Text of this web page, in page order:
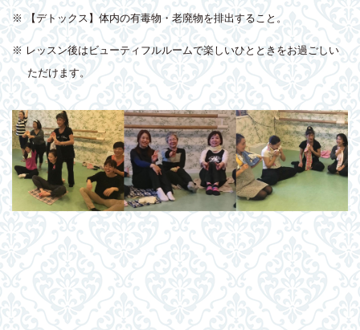
※ 【デトックス】体内の有毒物・老廃物を排出すること。
※ レッスン後はビューティフルルームで楽しいひとときをお過ごしい
ただけます。